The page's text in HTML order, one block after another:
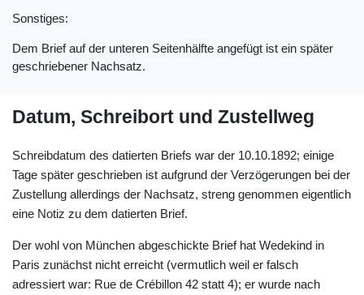
Sonstiges:
Dem Brief auf der unteren Seitenhälfte angefügt ist ein später
geschriebener Nachsatz.
Datum, Schreibort und Zustellweg
Schreibdatum des datierten Briefs war der 10.10.1892; einige
Tage später geschrieben ist aufgrund der Verzögerungen bei der
Zustellung allerdings der Nachsatz, streng genommen eigentlich
eine Notiz zu dem datierten Brief.
Der wohl von München abgeschickte Brief hat Wedekind in
Paris zunächst nicht erreicht (vermutlich weil er falsch
adressiert war: Rue de Crébillon 42 statt 4); er wurde nach